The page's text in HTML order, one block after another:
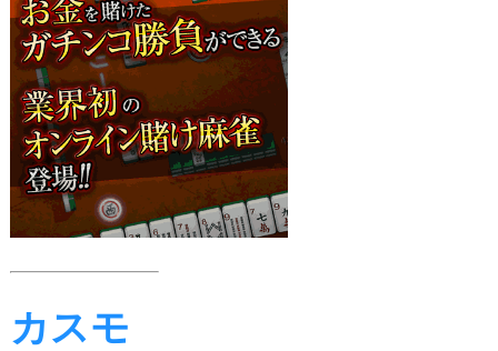
カスモ